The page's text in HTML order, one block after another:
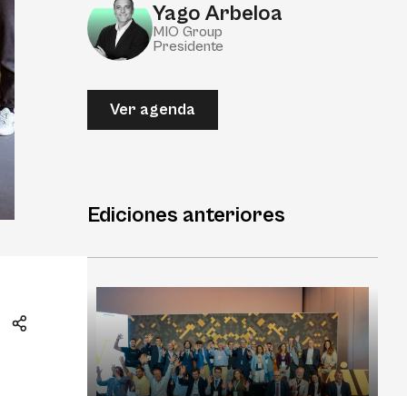
Yago Arbeloa
MIO Group
Presidente
Ver agenda
Ediciones anteriores